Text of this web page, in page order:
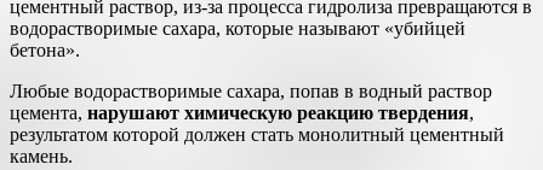
цементный раствор, из-за процесса гидролиза превращаются в
водорастворимые сахара, которые называют «убийцей
бетона».
Любые водорастворимые сахара, попав в водный раствор
цемента, нарушают химическую реакцию твердения,
результатом которой должен стать монолитный цементный
камень.